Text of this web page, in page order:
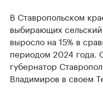
В Ставропольском
выбирающих
выросло на 15% в
периодом 2024 года.
губернатор
Владимиров в своем